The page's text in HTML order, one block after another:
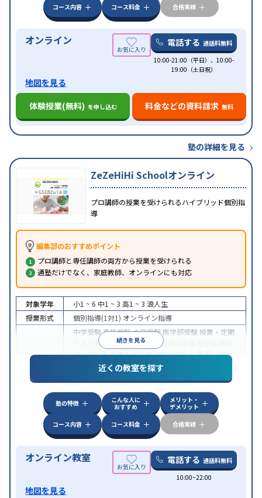
コース内容
コース料金 合格実績
オンライン 電話する 通話料無料
10:00-21:00（平日）、10:00-
19:00（土日祝）
地図を見る
体験授業(無料) を申し込む 料金などの資料請求 無料
塾の詳細を見る
ZeZeHiHi Schoolオンライン
プロ講師の授業を受けられるハイブリッド個別指
導
編集部のおすすめポイント
プロ講師と専任講師の両方から授業を受けられる
通塾だけでなく、家庭教師、オンラインにも対応
続きを見る
対象学年 小1 ~ 6 中1 ~ 3 高1 ~ 3 浪人生
授業形式
個別指導(1対1) オンライン指導
中学受験高校受験大学受験 医学部受験 授業・定期
テスト対策
内申点対策 学習習慣の定着
(旧AO)対策推薦入試対策学校別特化対策国公立大
私大対策共通テスト対策
英語・英会話特化
特徴
中高一貫校生に対応授業の振替可能 不登校生に対
オンライン対応 1科目から受講可能季節講習の
みの受講可
自習室あり
近くの教室を探す
塾の特徴
こんな人に
おすすめ
メリット・
デメリット
コース内容
コース料金 合格実績
オンライン教室 電話する 通話料無料
10:00~22:00
地図を見る